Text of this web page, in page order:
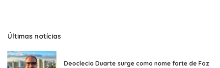
Últimas notícias
Deoclecio Duarte surge como nome forte de Foz